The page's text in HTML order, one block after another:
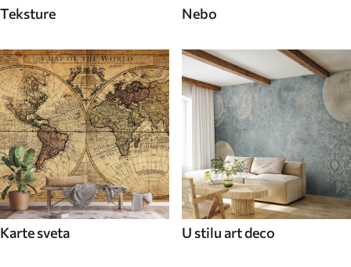
Teksture Nebo
Karte sveta U stilu art deco